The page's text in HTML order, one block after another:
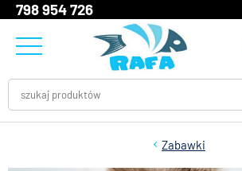
798 954 726
Zabawki